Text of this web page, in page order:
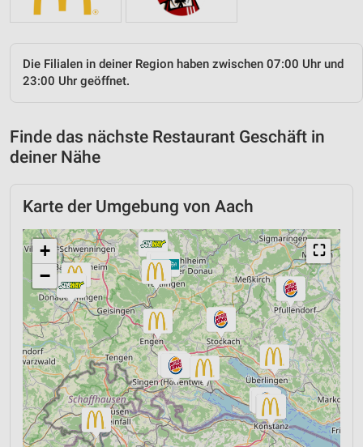
Die Filialen in deiner Region haben zwischen 07:00 Uhr und
23:00 Uhr geöffnet.
Finde das nächste Restaurant Geschäft in
deiner Nähe
Karte der Umgebung von Aach
⛶
+
−